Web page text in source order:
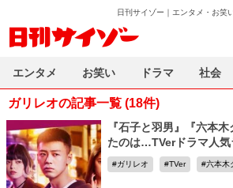
日刊サイゾー｜エンタメ・お笑
ガリレオの記事一覧 (18件)
『石子と羽男』『六本
たのは…TVerドラマ人気
ガリレオ TVer 六本木
エンタメ お笑い ドラマ 社会